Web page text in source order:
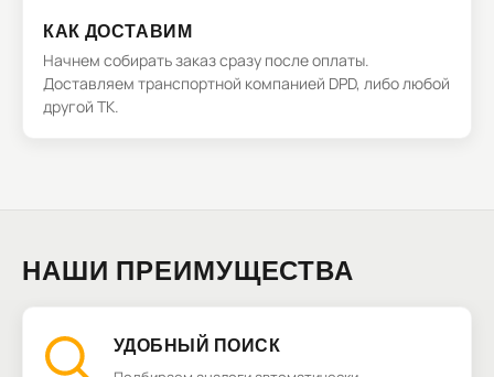
КАК ДОСТАВИМ
Начнем собирать заказ сразу после оплаты.
Доставляем транспортной компанией DPD, либо любой
другой ТК.
НАШИ ПРЕИМУЩЕСТВА
УДОБНЫЙ ПОИСК